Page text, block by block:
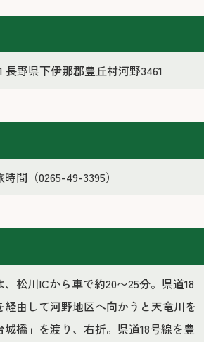
長野県下伊那郡豊丘村河野3461
間（0265-49-3395）
松川ICから車で約20〜25分。県道18
経由して河野地区へ向かうと天竜川を
城橋」を渡り、右折。県道18号線を豊